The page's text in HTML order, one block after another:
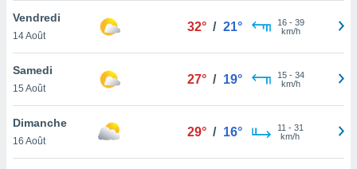
en
de
Vendredi
14 Août
32° / 21° 16- 39
km/h
Samedi
15 Août
27° / 19° 15- 34
km/h
Dimanche
16 Août
29° / 16° 11 - 31
km/h